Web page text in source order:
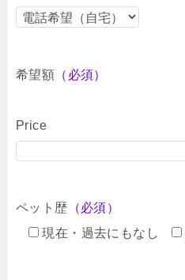
希望額 （必須）
Price
ペット歴 （必須）
現在・過去にもなし